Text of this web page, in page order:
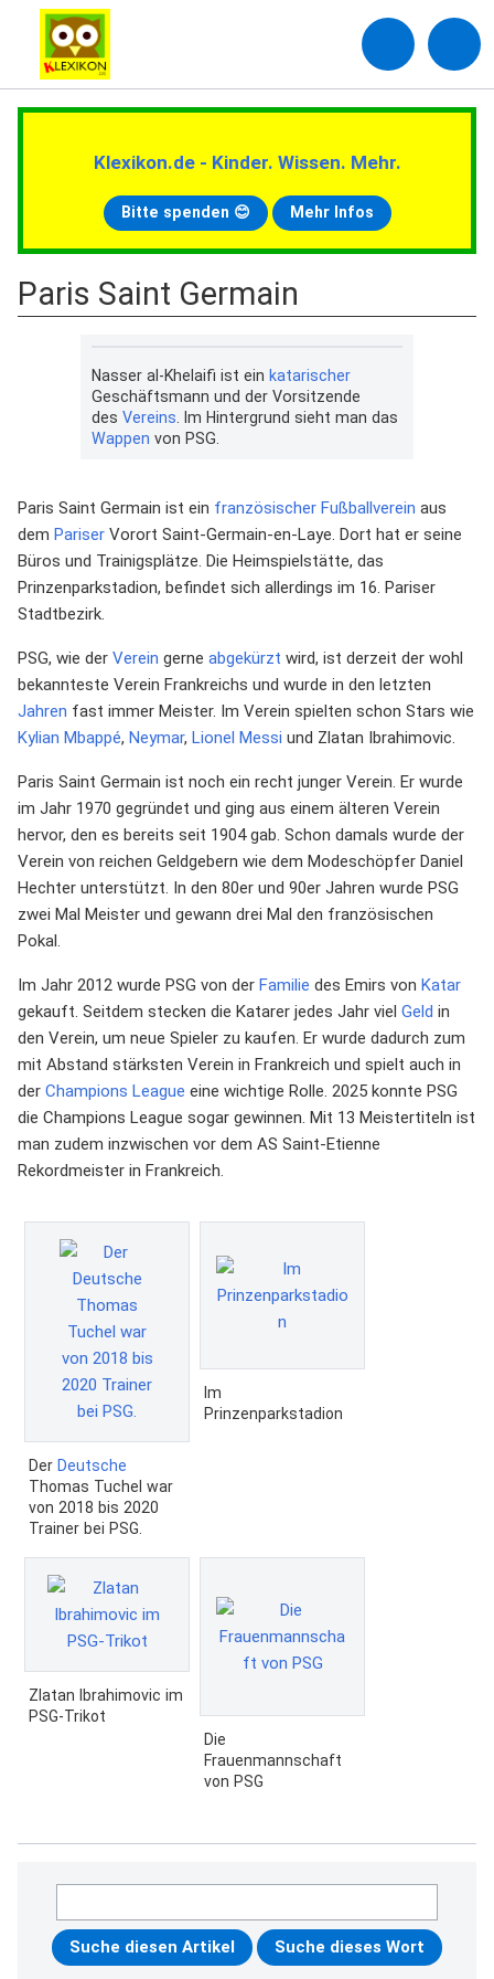
Klexikon.de - Kinder. Wissen. Mehr.
Bitte spenden 😊 Mehr Infos
Paris Saint Germain
Nasser al-Khelaifi ist ein katarischer
Geschäftsmann und der Vorsitzende
des Vereins . Im Hintergrund sieht man das
Wappen von PSG.
Paris Saint Germain ist ein französischer Fußballverein aus
dem Pariser Vorort Saint-Germain-en-Laye. Dort hat er seine
Büros und Trainigsplätze. Die Heimspielstätte, das
Prinzenparkstadion, befindet sich allerdings im 16. Pariser
Stadtbezirk.
PSG, wie der Verein gerne abgekürzt wird, ist derzeit der wohl
bekannteste Verein Frankreichs und wurde in den letzten
Jahren fast immer Meister. Im Verein spielten schon Stars wie
Kylian Mbappé, Neymar, Lionel Messi und Zlatan Ibrahimovic.
Paris Saint Germain ist noch ein recht junger Verein. Er wurde
im Jahr 1970 gegründet und ging aus einem älteren Verein
hervor, den es bereits seit 1904 gab. Schon damals wurde der
Verein von reichen Geldgebern wie dem Modeschöpfer Daniel
Hechter unterstützt. In den 80er und 90er Jahren wurde PSG
zwei Mal Meister und gewann drei Mal den französischen
Pokal.
Im Jahr 2012 wurde PSG von der Familie des Emirs von Katar
gekauft. Seitdem stecken die Katarer jedes Jahr viel Geld in
den Verein, um neue Spieler zu kaufen. Er wurde dadurch zum
mit Abstand stärksten Verein in Frankreich und spielt auch in
der Champions League eine wichtige Rolle. 2025 konnte PSG
die Champions League sogar gewinnen. Mit 13 Meistertiteln ist
man zudem inzwischen vor dem AS Saint-Etienne
Rekordmeister in Frankreich.
Der Deutsche
Thomas Tuchel war
von 2018 bis 2020
Trainer bei PSG.
Im
Prinzenparkstadion
Zlatan Ibrahimovic im
PSG-Trikot
Die
Frauenmannschaft
von PSG